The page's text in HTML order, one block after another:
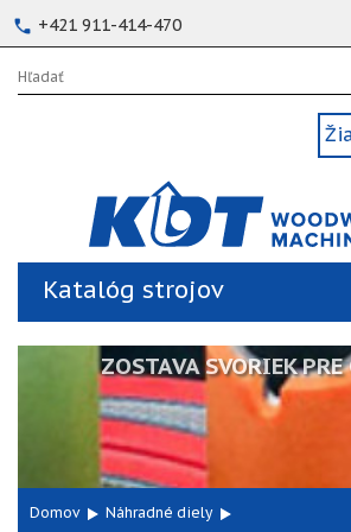
+421 911-414-470
Katalóg strojov
ZOSTAVA SVORIEK
Domov
Náhradné diely